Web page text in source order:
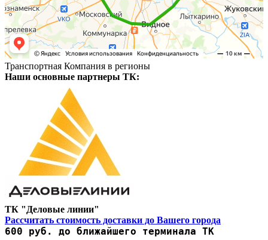
Транспортная Компания в регионы
Наши основные партнеры ТК:
ТК "Деловые линии"
Рассчитать стоимость доставки до Вашего города
600 руб. до ближайшего терминала ТК